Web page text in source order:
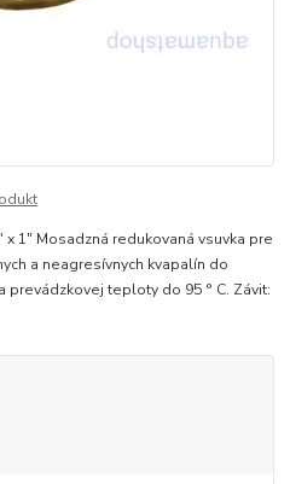
1" Mosadzná redukovaná vsuvka pre
a neagresívnych kvapalín do
prevádzkovej teploty do 95 ° C. Závit: